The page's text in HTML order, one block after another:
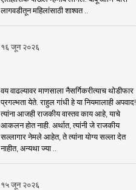
लागवडीतून महिलांसाठी शाश्वत ..
१६ जून २०२६
वय वाढल्यावर माणसाला नैसर्गिकरीत्याच थोडीफार
प्रगल्भता येते. राहुल गांधी हे या नियमालाही अपवाद!
त्यांना आजही राजकीय वास्तव काय आहे, याचे
आकलन होत नाही. अर्थात, त्यांनी जे राजकीय
सल्लागार नेमले आहेत, ते त्यांना योग्य सल्ला देत
नाहीत, अन्यथा ज्या ..
१५ जून २०२६